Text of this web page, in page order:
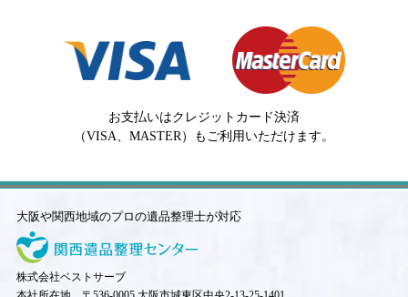
お支払いはクレジットカード決済
（VISA、MASTER）もご利用いただけます。
大阪や関西地域のプロの遺品整理士が対応
株式会社ベストサーブ